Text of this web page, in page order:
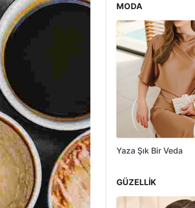
MODA
Yaza Şık Bir Veda
GÜZELLİK